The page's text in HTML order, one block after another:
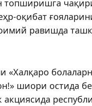
топширишга
оқибат
равишда
«Халқаро
шиори остида